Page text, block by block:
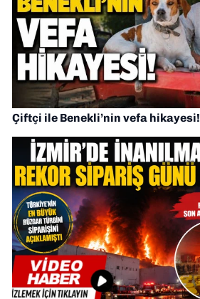
Çiftçi ile Benekli’nin vefa hikayesi!